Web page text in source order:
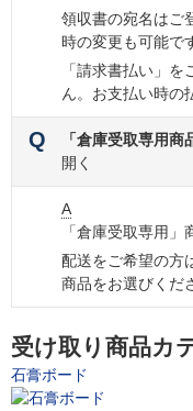
領収書の宛名はご
時の変更も可能で
「請求書払い」
ん。お支払い時の
Q
「倉庫受取専用
開く
A
「倉庫受取専用」
配送をご希望の方
商品をお選びくだ
受け取り商品カ
石膏ボード